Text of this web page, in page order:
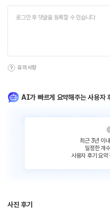
유의사항
AI가 빠르게 요약해주는 사용자
최근 3년 이
일정한 개
사용자 후기 요약
사진 후기